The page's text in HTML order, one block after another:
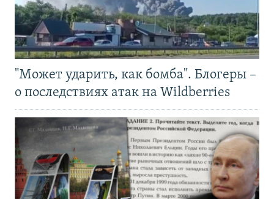
"Может ударить, как бомба". Блогеры –
о последствиях атак на Wildberries